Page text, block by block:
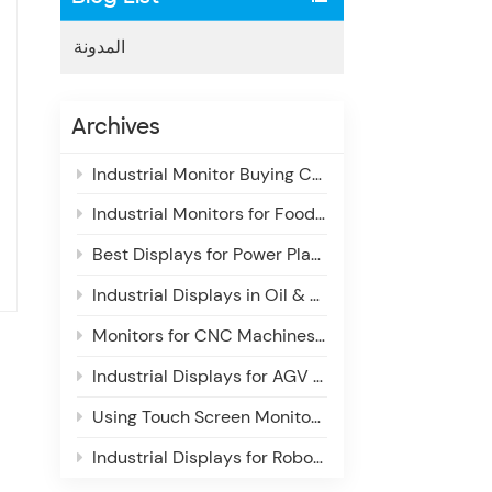
المدونة
Archives
Industrial Monitor Buying Checklist for System Integrators: Key Features & Selection Guide
Industrial Monitors for Food & Beverage Production Lines: Enhancing Visibility, Reliability & Efficiency
Best Displays for Power Plant Control Rooms: Enhancing Situational Awareness & Operational Efficiency
Industrial Displays in Oil & Gas Monitoring Systems
Monitors for CNC Machines: Essential Display Requirements for Industrial Use
Industrial Displays for AGV & AMR Navigation Systems: Enhancing Autonomous Operations
Using Touch Screen Monitors in Industrial Inspection Systems
Industrial Displays for Robotics Control Systems: Enhancing Precision, Reliability & Control